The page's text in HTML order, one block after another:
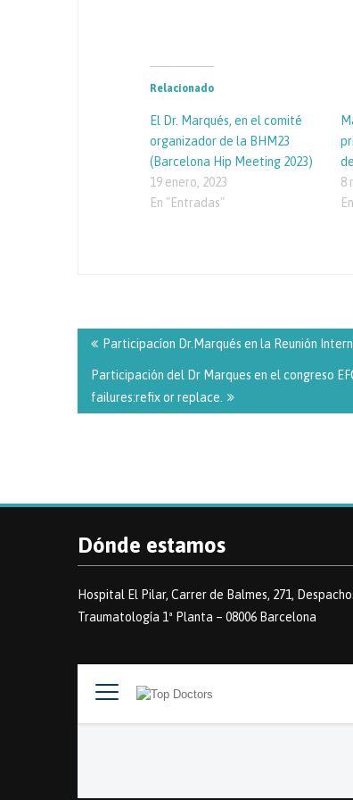
Relacionado
El Dr. Marqués, en el comité
organizador de la BHM23
(Barcelona Hip Meeting 2023)
19 enero, 2023
En "Entradas"
8
de
entradas
Participacíon Dr.Marqués en la Reunión
Participación del Dr Marques en el congreso
failures:refix or replace.
Dónde estamos
Hospital El Pilar, Carrer de Balmes, 271,
Traumatología 1ª Planta – 08006 Barcelona